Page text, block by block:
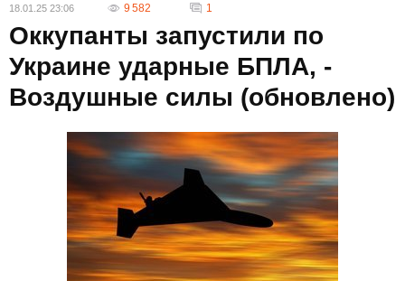
18.01.25 23:06 9 582 1
Оккупанты запустили по
Украине ударные БПЛА, -
Воздушные силы (обновлено)